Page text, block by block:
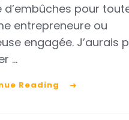
d’embûches pour
entrepreneure ou
engagée. J’aurais
…
Reading